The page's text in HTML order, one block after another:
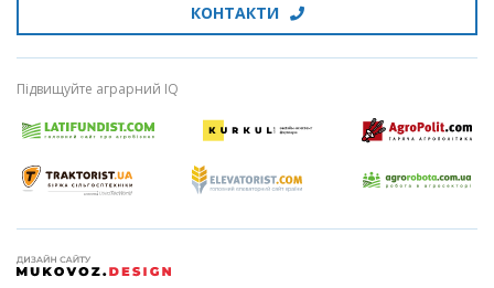
КОНТАКТИ
Підвищуйте аграрний IQ